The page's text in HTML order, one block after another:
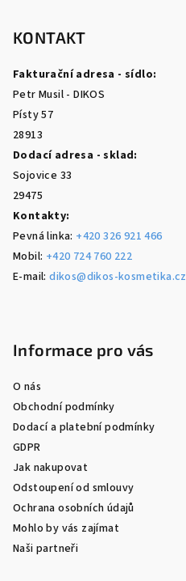
KONTAKT
Fakturační adresa - sídlo:
Petr Musil - DIKOS
Písty 57
28913
Dodací adresa - sklad:
Sojovice 33
29475
Kontakty:
Pevná linka: +420 326 921 466
Mobil: +420 724 760 222
E-mail:dikos@dikos-kosmetika.cz
Informace pro vás
O nás
Obchodní podmínky
Dodací a platební podmínky
GDPR
Jak nakupovat
Odstoupení od smlouvy
Ochrana osobních údajů
Mohlo by vás zajímat
Naši partneři